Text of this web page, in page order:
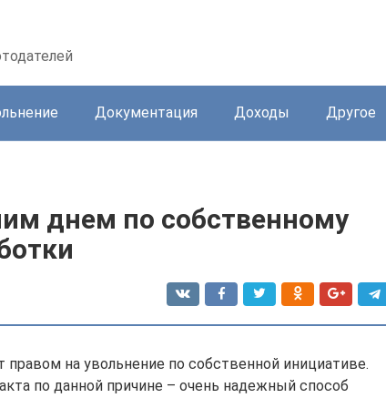
Документация Доходы Другое
днем по собственному
на увольнение по собственной инициативе.
по данной причине – очень надежный способ